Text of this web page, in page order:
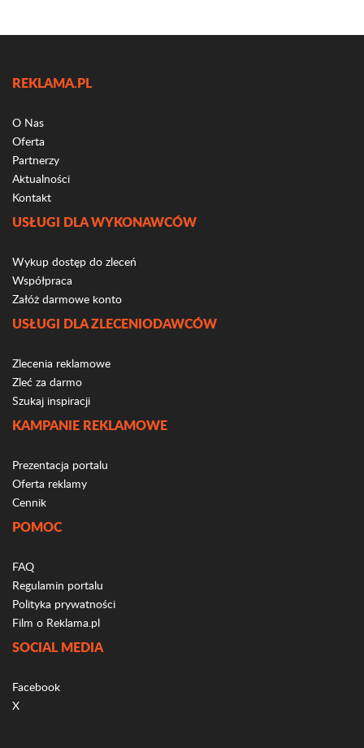
REKLAMA.PL
O Nas
Oferta
Partnerzy
Aktualności
Kontakt
USŁUGI DLA WYKONAWCÓW
Wykup dostęp do zleceń
Współpraca
Załóż darmowe konto
USŁUGI DLA ZLECENIODAWCÓW
Zlecenia reklamowe
Zleć za darmo
Szukaj inspiracji
KAMPANIE REKLAMOWE
Prezentacja portalu
Oferta reklamy
Cennik
POMOC
FAQ
Regulamin portalu
Polityka prywatności
Film o Reklama.pl
SOCIAL MEDIA
Facebook
X